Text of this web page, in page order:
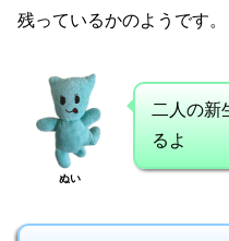
残っているかのようです。
ぬい
二人の新
るよ